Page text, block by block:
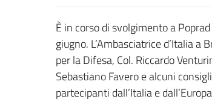
È in corso di svolgimento a
giugno. L’Ambasciatrice d’Italia
per la Difesa, Col. Riccardo
Sebastiano Favero e alcuni
partecipanti dall’Italia e